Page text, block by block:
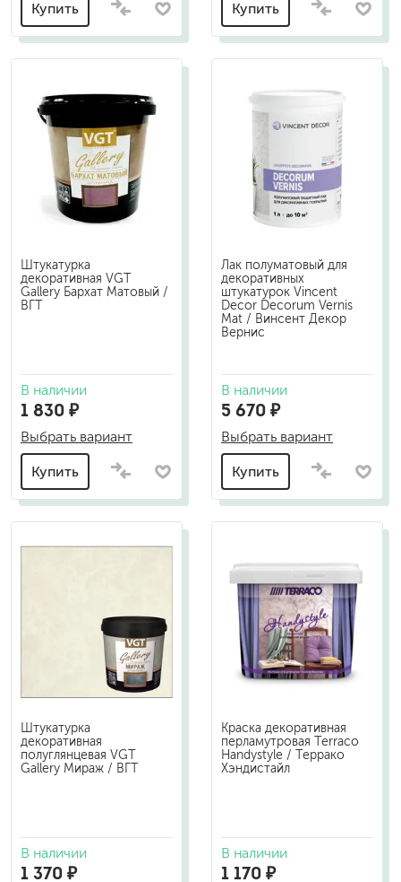
Купить Купить
Штукатурка
декоративная VGT
Gallery Бархат Матовый /
ВГТ
В наличии
1 830 ₽
Выбрать вариант
Купить
Лак полуматовый для
декоративных
штукатурок Vincent
Decor Decorum Vernis
Mat / Винсент Декор
Вернис
В наличии
5 670 ₽
Выбрать вариант
Купить
Штукатурка
декоративная
полуглянцевая VGT
Gallery Мираж / ВГТ
В наличии
1 370 ₽
Краска декоративная
перламутровая Terraco
Handystyle / Террако
Хэндистайл
В наличии
1 170 ₽